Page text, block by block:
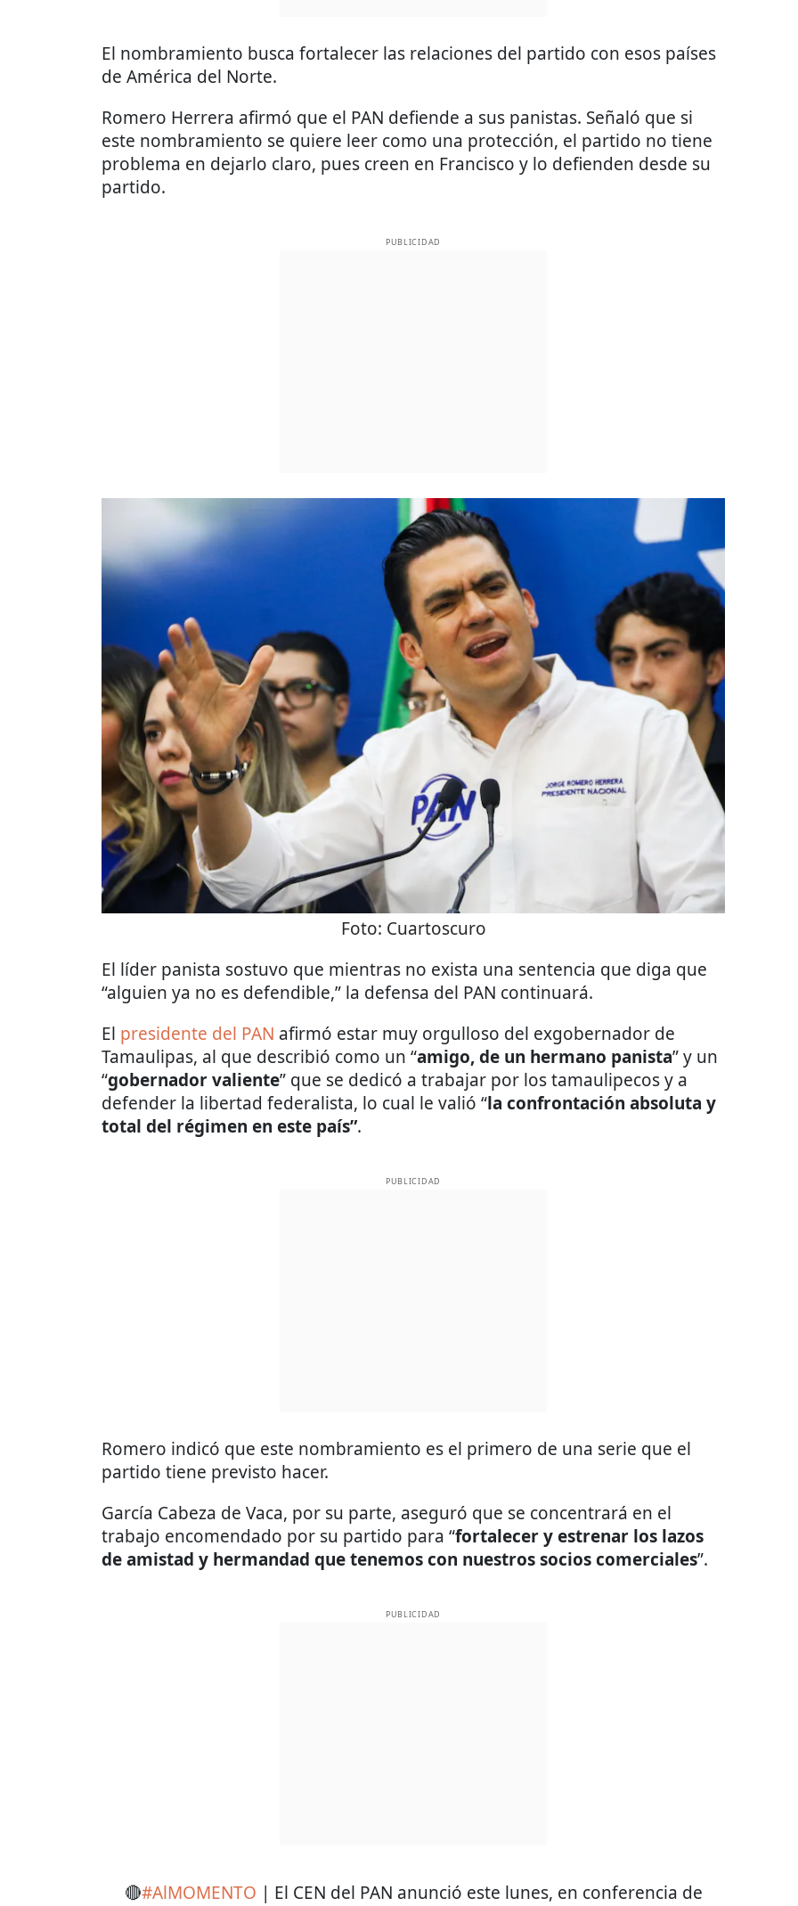
El nombramiento busca fortalecer las relaciones del partido con esos países
de América del Norte.
Romero Herrera afirmó que el PAN defiende a sus panistas. Señaló que si
este nombramiento se quiere leer como una protección, el partido no tiene
problema en dejarlo claro, pues creen en Francisco y lo defienden desde su
partido.
PUBLICIDAD
Foto: Cuartoscuro
El líder panista sostuvo que mientras no exista una sentencia que diga que
“alguien ya no es defendible,” la defensa del PAN continuará.
El presidente del PAN afirmó estar muy orgulloso del exgobernador de
Tamaulipas, al que describió como un “amigo, de un hermano panista” y un
“gobernador valiente” que se dedicó a trabajar por los tamaulipecos y a
defender la libertad federalista, lo cual le valió “la confrontación absoluta y
total del régimen en este país”.
PUBLICIDAD
Romero indicó que este nombramiento es el primero de una serie que el
partido tiene previsto hacer.
García Cabeza de Vaca, por su parte, aseguró que se concentrará en el
trabajo encomendado por su partido para “fortalecer y estrenar los lazos
de amistad y hermandad que tenemos con nuestros socios comerciales”.
PUBLICIDAD
🔴#AlMOMENTO | El CEN del PAN anunció este lunes, en conferencia de